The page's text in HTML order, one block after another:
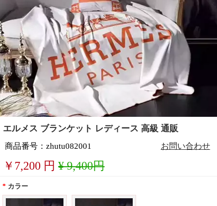
エルメス ブランケット レディース 高級 通販
商品番号：zhutu082001 お問い合わせ
￥ 7,200 円 ¥ 9,400円
* カラー